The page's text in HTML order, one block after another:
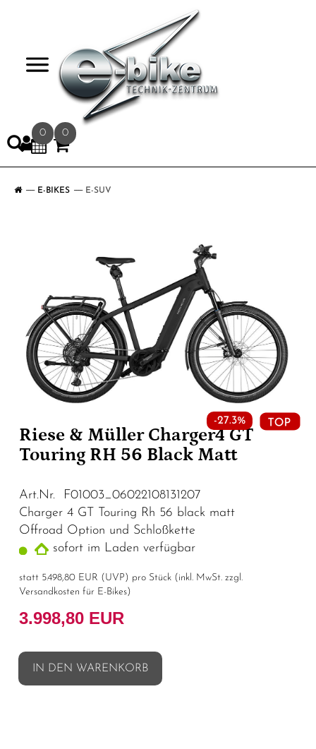
0 0
E-BIKES E-SUV
-27.3%
Riese & Müller Charger4 GT
Touring RH 56 Black Matt
Art.Nr. F01003_06022108131207
Charger 4 GT Touring Rh 56 black matt
Offroad Option und Schloßkette
sofort im Laden verfügbar
statt 5.498,80 EUR ( UVP ) pro Stück (inkl. MwSt. zzgl.
Versandkosten für E-Bikes)
3.998,80 EUR
IN DEN WARENKORB